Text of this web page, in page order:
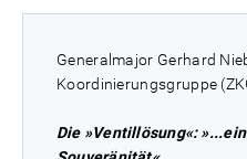
Generalmajor Gerhard
Koordinierungsgruppe
Die »Ventillösung«: